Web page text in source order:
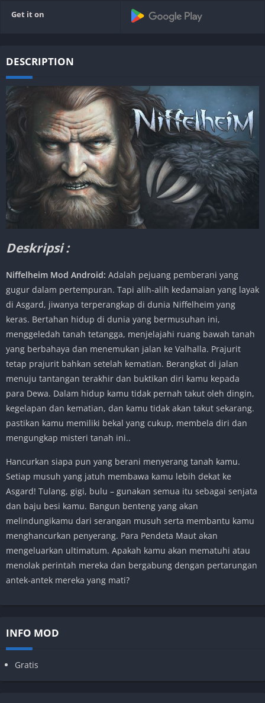
Get it on
DESCRIPTION
Deskripsi :
Niffelheim Mod Android: Adalah pejuang pemberani yang
gugur dalam pertempuran. Tapi alih-alih kedamaian yang layak
di Asgard, jiwanya terperangkap di dunia Niffelheim yang
keras. Bertahan hidup di dunia yang bermusuhan ini,
menggeledah tanah tetangga, menjelajahi ruang bawah tanah
yang berbahaya dan menemukan jalan ke Valhalla. Prajurit
tetap prajurit bahkan setelah kematian. Berangkat di jalan
menuju tantangan terakhir dan buktikan diri kamu kepada
para Dewa. Dalam hidup kamu tidak pernah takut oleh dingin,
kegelapan dan kematian, dan kamu tidak akan takut sekarang.
pastikan kamu memiliki bekal yang cukup, membela diri dan
mengungkap misteri tanah ini..
Hancurkan siapa pun yang berani menyerang tanah kamu.
Setiap musuh yang jatuh membawa kamu lebih dekat ke
Asgard! Tulang, gigi, bulu – gunakan semua itu sebagai senjata
dan baju besi kamu. Bangun benteng yang akan
melindungikamu dari serangan musuh serta membantu kamu
menghancurkan penyerang. Para Pendeta Maut akan
mengeluarkan ultimatum. Apakah kamu akan mematuhi atau
menolak perintah mereka dan bergabung dengan pertarungan
antek-antek mereka yang mati?
INFO MOD
Gratis